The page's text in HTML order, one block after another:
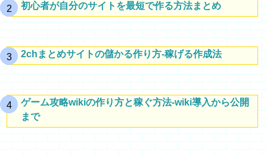
初心者が自分のサイトを最短で作る方法まとめ
2chまとめサイトの儲かる作り方-稼げる作成法
ゲーム攻略wikiの作り方と稼ぐ方法-wiki導入から公開
まで